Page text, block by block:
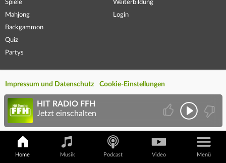
Spiele
Mahjong
Backgammon
Quiz
Partys
Weiterbildung
Login
Impressum und Datenschutz Cookie-Einstellungen
Home Musik Podcast Video Menü
HIT RADIO FFH
Jetzt einschalten